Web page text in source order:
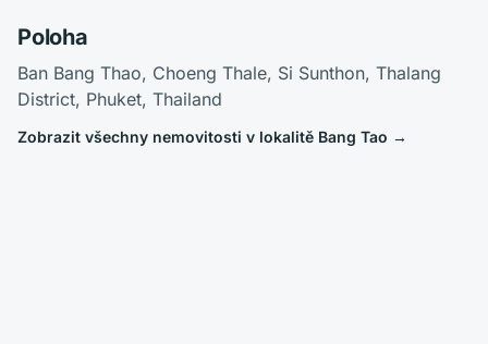
Poloha
Ban Bang Thao, Choeng Thale, Si Sunthon, Thalang
District, Phuket, Thailand
Zobrazit všechny nemovitosti v lokalitě Bang Tao →